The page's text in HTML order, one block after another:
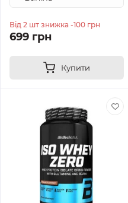
Від 2 шт знижка -100 грн
699 грн
Купити